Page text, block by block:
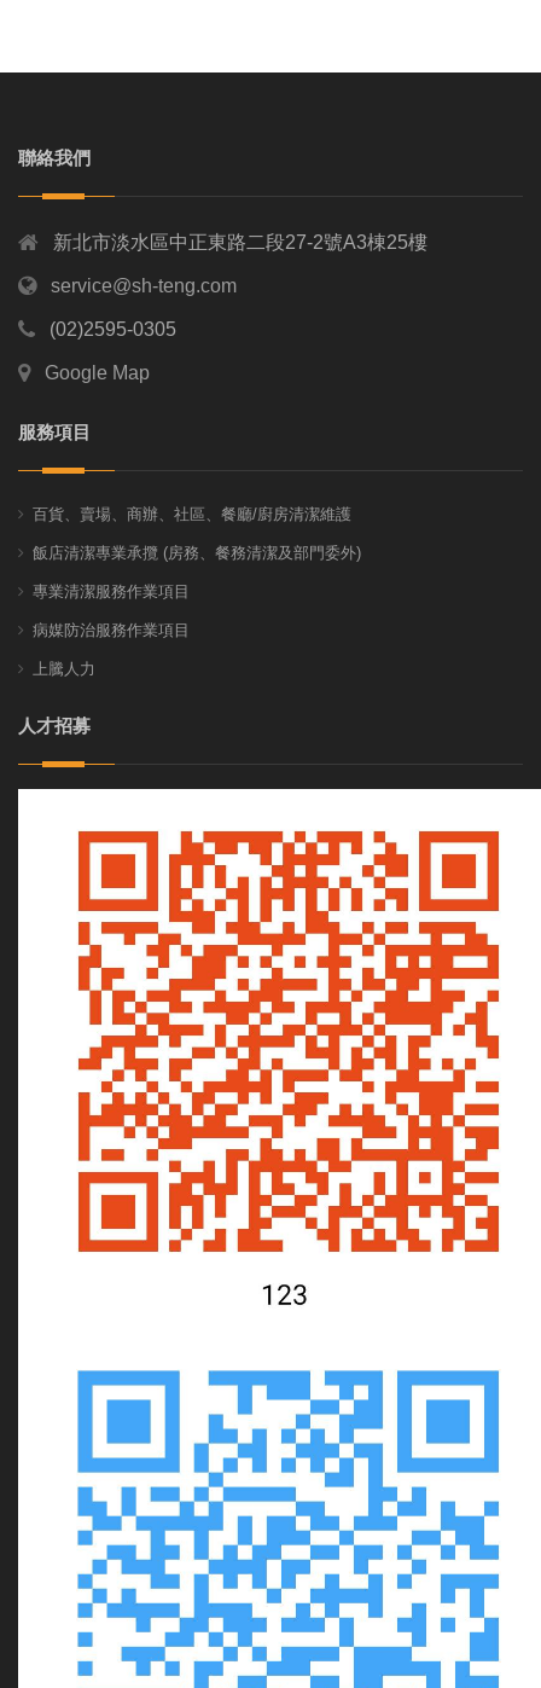
聯絡我們
新北市淡水區中正東路二段27-2號A3棟25樓
service@sh-teng.com
(02)2595-0305
Google Map
服務項目
百貨、賣場、商辦、社區、餐廳/廚房清潔維護
飯店清潔專業承攬 (房務、餐務清潔及部門委外)
專業清潔服務作業項目
病媒防治服務作業項目
上騰人力
人才招募